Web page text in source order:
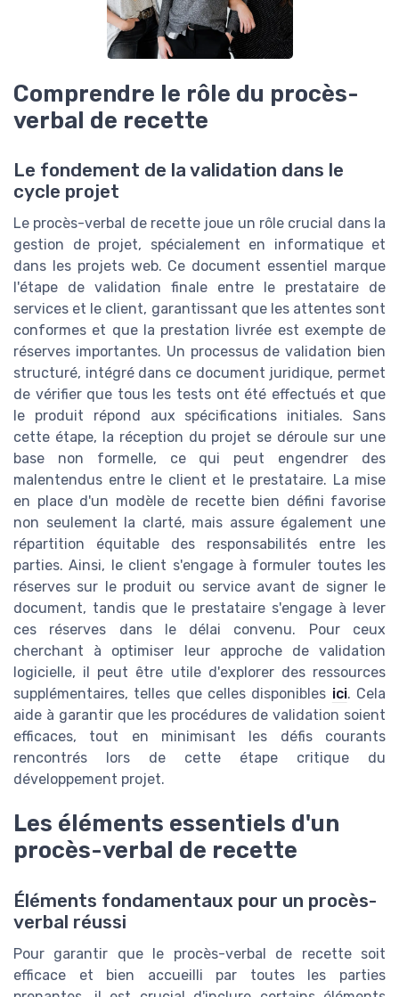
Comprendre le rôle du procès-
verbal de recette
Le fondement de la validation dans le
cycle projet
Le procès-verbal de recette joue un rôle crucial dans la
gestion de projet, spécialement en informatique et
dans les projets web. Ce document essentiel marque
l'étape de validation finale entre le prestataire de
services et le client, garantissant que les attentes sont
conformes et que la prestation livrée est exempte de
réserves importantes. Un processus de validation bien
structuré, intégré dans ce document juridique, permet
de vérifier que tous les tests ont été effectués et que
le produit répond aux spécifications initiales. Sans
cette étape, la réception du projet se déroule sur une
base non formelle, ce qui peut engendrer des
malentendus entre le client et le prestataire. La mise
en place d'un modèle de recette bien défini favorise
non seulement la clarté, mais assure également une
répartition équitable des responsabilités entre les
parties. Ainsi, le client s'engage à formuler toutes les
réserves sur le produit ou service avant de signer le
document, tandis que le prestataire s'engage à lever
ces réserves dans le délai convenu. Pour ceux
cherchant à optimiser leur approche de validation
logicielle, il peut être utile d'explorer des ressources
supplémentaires, telles que celles disponibles ici. Cela
aide à garantir que les procédures de validation soient
efficaces, tout en minimisant les défis courants
rencontrés lors de cette étape critique du
développement projet.
Les éléments essentiels d'un
procès-verbal de recette
Éléments fondamentaux pour un procès-
verbal réussi
Pour garantir que le procès-verbal de recette soit
efficace et bien accueilli par toutes les parties